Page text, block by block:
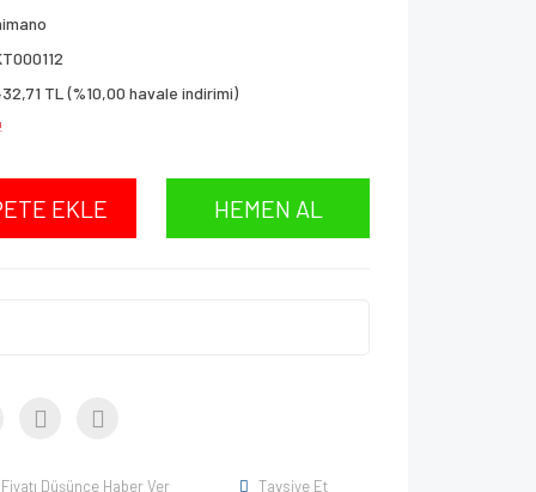
TL (%10,00 havale indirimi)
EKLE HEMEN AL
Fiyatı Düşünce Haber Ver Tavsiye Et